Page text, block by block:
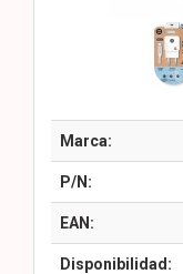
Marca:
P/N:
EAN:
Disponibilidad: